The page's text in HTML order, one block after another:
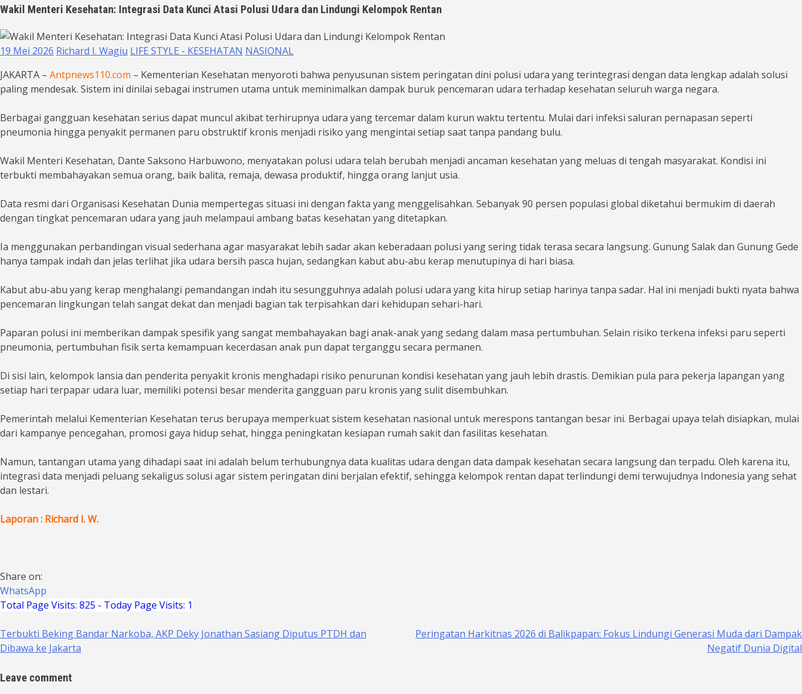
Wakil Menteri Kesehatan: Integrasi Data Kunci Atasi Polusi Udara dan Lindungi Kelompok Rentan
19 Mei 2026 Richard I. Wagiu LIFE STYLE - KESEHATAN NASIONAL
JAKARTA – Antpnews110.com – Kementerian Kesehatan menyoroti bahwa penyusunan sistem peringatan dini polusi udara yang terintegrasi dengan data lengkap adalah solusi
paling mendesak. Sistem ini dinilai sebagai instrumen utama untuk meminimalkan dampak buruk pencemaran udara terhadap kesehatan seluruh warga negara.
Berbagai gangguan kesehatan serius dapat muncul akibat terhirupnya udara yang tercemar dalam kurun waktu tertentu. Mulai dari infeksi saluran pernapasan seperti
pneumonia hingga penyakit permanen paru obstruktif kronis menjadi risiko yang mengintai setiap saat tanpa pandang bulu.
Wakil Menteri Kesehatan, Dante Saksono Harbuwono, menyatakan polusi udara telah berubah menjadi ancaman kesehatan yang meluas di tengah masyarakat. Kondisi ini
terbukti membahayakan semua orang, baik balita, remaja, dewasa produktif, hingga orang lanjut usia.
Data resmi dari Organisasi Kesehatan Dunia mempertegas situasi ini dengan fakta yang menggelisahkan. Sebanyak 90 persen populasi global diketahui bermukim di daerah
dengan tingkat pencemaran udara yang jauh melampaui ambang batas kesehatan yang ditetapkan.
Ia menggunakan perbandingan visual sederhana agar masyarakat lebih sadar akan keberadaan polusi yang sering tidak terasa secara langsung. Gunung Salak dan Gunung Gede
hanya tampak indah dan jelas terlihat jika udara bersih pasca hujan, sedangkan kabut abu-abu kerap menutupinya di hari biasa.
Kabut abu-abu yang kerap menghalangi pemandangan indah itu sesungguhnya adalah polusi udara yang kita hirup setiap harinya tanpa sadar. Hal ini menjadi bukti nyata bahwa
pencemaran lingkungan telah sangat dekat dan menjadi bagian tak terpisahkan dari kehidupan sehari-hari.
Paparan polusi ini memberikan dampak spesifik yang sangat membahayakan bagi anak-anak yang sedang dalam masa pertumbuhan. Selain risiko terkena infeksi paru seperti
pneumonia, pertumbuhan fisik serta kemampuan kecerdasan anak pun dapat terganggu secara permanen.
Di sisi lain, kelompok lansia dan penderita penyakit kronis menghadapi risiko penurunan kondisi kesehatan yang jauh lebih drastis. Demikian pula para pekerja lapangan yang
setiap hari terpapar udara luar, memiliki potensi besar menderita gangguan paru kronis yang sulit disembuhkan.
Pemerintah melalui Kementerian Kesehatan terus berupaya memperkuat sistem kesehatan nasional untuk merespons tantangan besar ini. Berbagai upaya telah disiapkan, mulai
dari kampanye pencegahan, promosi gaya hidup sehat, hingga peningkatan kesiapan rumah sakit dan fasilitas kesehatan.
Namun, tantangan utama yang dihadapi saat ini adalah belum terhubungnya data kualitas udara dengan data dampak kesehatan secara langsung dan terpadu. Oleh karena itu,
integrasi data menjadi peluang sekaligus solusi agar sistem peringatan dini berjalan efektif, sehingga kelompok rentan dapat terlindungi demi terwujudnya Indonesia yang sehat
dan lestari.
Laporan : Richard I. W.
Share on:
WhatsApp
Total Page Visits: 825 - Today Page Visits: 1
Navigasi
pos
Terbukti Beking Bandar Narkoba, AKP Deky Jonathan Sasiang Diputus PTDH dan
Dibawa ke Jakarta
Peringatan Harkitnas 2026 di Balikpapan: Fokus Lindungi Generasi Muda dari Dampak
Negatif Dunia Digital
Leave comment